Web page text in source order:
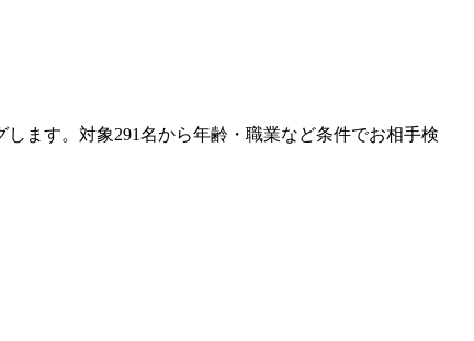
ます。対象291名から年齢・職業など条件でお相手検